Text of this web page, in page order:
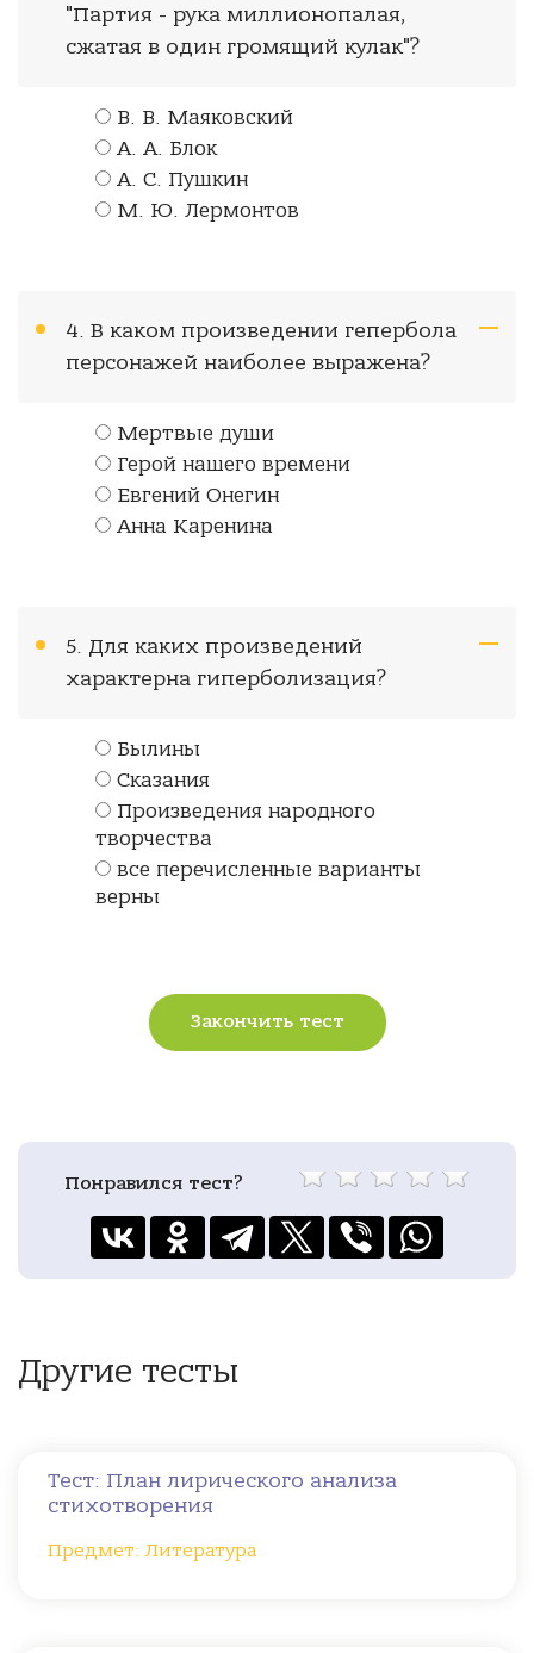
"Партия - рука миллионопалая,
сжатая в один громящий кулак"?
В. В. Маяковский
А. А. Блок
А. С. Пушкин
М. Ю. Лермонтов
4. В каком произведении гепербола
персонажей наиболее выражена?
Мертвые души
Герой нашего времени
Евгений Онегин
Анна Каренина
5. Для каких произведений
характерна гиперболизация?
Былины
Сказания
Произведения народного
творчества
все перечисленные варианты
верны
Закончить тест
Понравился тест?
Другие тесты
Тест: План лирического анализа
стихотворения
Предмет: Литература